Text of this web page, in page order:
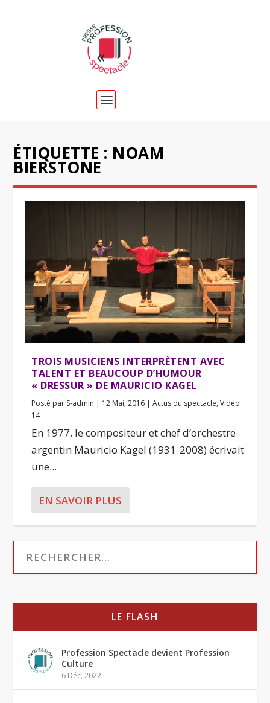
ÉTIQUETTE : NOAM
BIERSTONE
TROIS MUSICIENS INTERPRÈTENT AVEC
TALENT ET BEAUCOUP D’HUMOUR
« DRESSUR » DE MAURICIO KAGEL
Posté par S-admin | 12 Mai, 2016 |Actus du spectacle,Vidéo
14
En 1977, le compositeur et chef d’orchestre
argentin Mauricio Kagel (1931-2008) écrivait
une...
EN SAVOIR PLUS
LE FLASH
Profession Spectacle devient Profession
Culture
6 Déc, 2022